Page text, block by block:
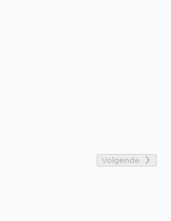
Volgende